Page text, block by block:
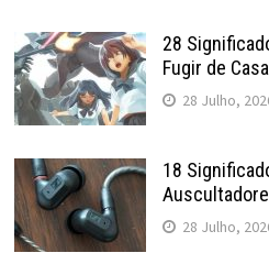
28
Fugir de Casa
28 Julho,
18
28 Julho,